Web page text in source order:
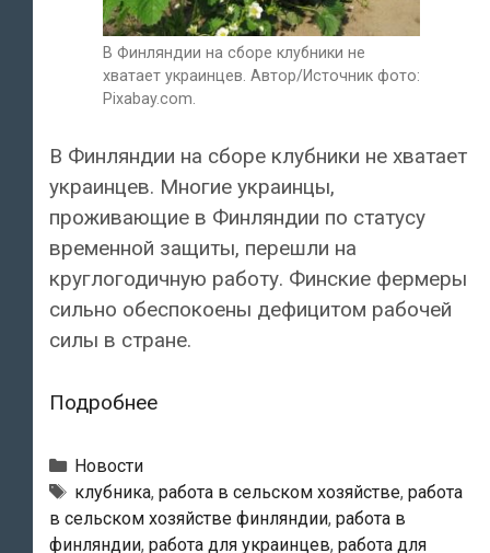
В Финляндии на сборе клубники не
хватает украинцев. Автор/Источник фото:
Pixabay.com.
В Финляндии на сборе клубники не хватает
украинцев. Многие украинцы,
проживающие в Финляндии по статусу
временной защиты, перешли на
круглогодичную работу. Финские фермеры
сильно обеспокоены дефицитом рабочей
силы в стране.
ПодробнееВ
сборе
клубники
Рубрики
Новости
Теги
клубника, работа в сельском хозяйстве, работа
в сельском хозяйстве финляндии, работа в
финляндии, работа для украинцев, работа для